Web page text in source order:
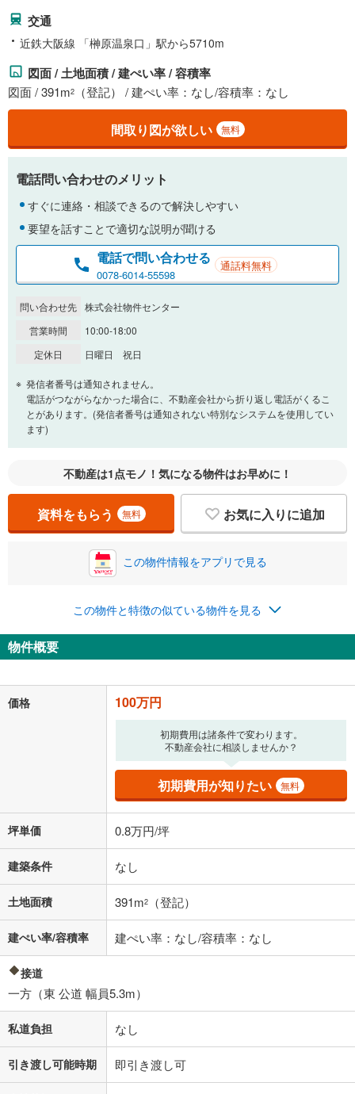
交通
近鉄大阪線 「榊原温泉口」駅から5710m
図面 / 土地面積 / 建ぺい率 / 容積率
図面 / 391m2 （登記） / 建ぺい率：なし/容積率：なし
間取り図が欲しい 無料
電話問い合わせのメリット
すぐに連絡・相談できるので解決しやすい
要望を話すことで適切な説明が聞ける
電話で問い合わせる
0078-6014-55598
通話料無料
問い合わせ先 株式会社物件センター
営業時間
10:00-18:00
定休日
日曜日 祝日
発信者番号は通知されません。
電話がつながらなかった場合に、不動産会社から折り返し電話がくるこ
とがあります。(発信者番号は通知されない特別なシステムを使用してい
ます)
不動産は1点モノ！気になる物件はお早めに！
資料をもらう 無料 お気に入りに追加
この物件情報をアプリで見る
この物件と特徴の似ている物件を見る
物件概要
価格 100万円
初期費用は諸条件で変わります。
不動産会社に相談しませんか？
初期費用が知りたい 無料
坪単価 0.8万円/坪
建築条件 なし
土地面積 391m2 （登記）
建ぺい率/容積率 建ぺい率：なし/容積率：なし
接道
一方（東 公道 幅員5.3m）
私道負担 なし
引き渡し可能時期 即引き渡し可